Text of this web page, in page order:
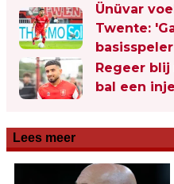
Ünüvar
Twente:
Regeer blij
bal een